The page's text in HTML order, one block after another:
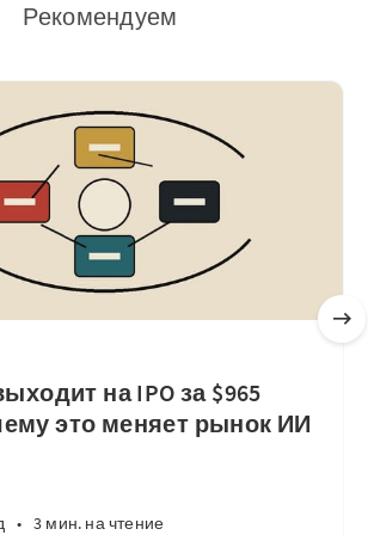
Рекомендуем
на IPO за $965
это меняет рынок ИИ
• 3 мин. на чтение